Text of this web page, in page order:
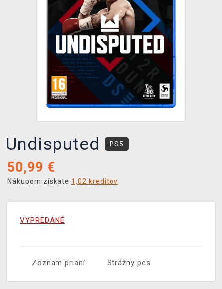
Undisputed PS5
50,99 €
Nákupom získate 1,02 kreditov
VYPREDANÉ
Zoznam prianí Strážny pes